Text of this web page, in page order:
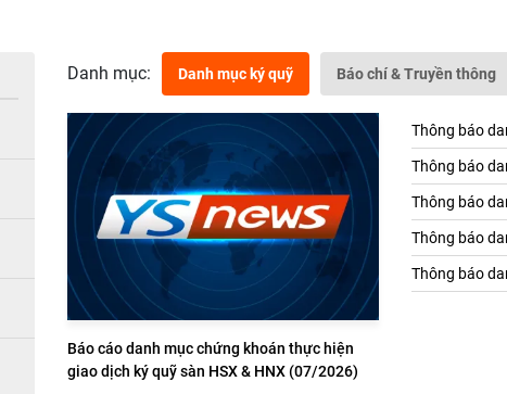
Danh mục: Danh mục ký quỹ Báo chí & Truyền thông
Báo cáo danh mục chứng khoán thực hiện
giao dịch ký quỹ sàn HSX & HNX (07/2026)
Thông báo
Thông báo
Thông báo
Thông báo
Thông báo